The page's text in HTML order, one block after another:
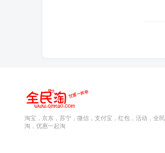
淘宝，京东，苏宁，微信，支付宝，红包，活动，全民
淘，优惠一起淘